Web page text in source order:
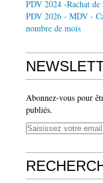
PDV 2024 -Rachat
PDV 2026 - MDV -
nombre de mois
Abonnez-vous pour
publiés.